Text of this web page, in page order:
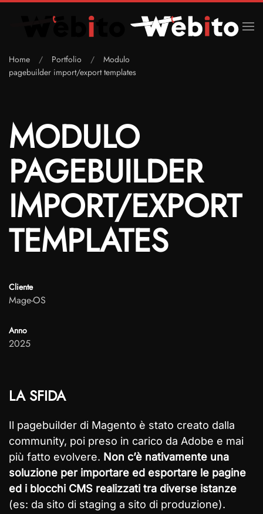
Skip to main content
Home Portfolio
Modulo
pagebuilder import/export templates
MODULO
PAGEBUILDER
IMPORT/EXPORT
TEMPLATES
Cliente
Mage-OS
Anno
2025
LA SFIDA
Il pagebuilder di Magento è stato creato dalla
community, poi preso in carico da Adobe e mai
più fatto evolvere. Non c’è nativamente una
soluzione per importare ed esportare le pagine
ed i blocchi CMS realizzati tra diverse istanze
(es: da sito di staging a sito di produzione).